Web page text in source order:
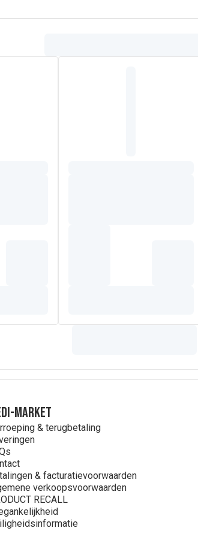
onmiddellijk en duurzaamde
natuurlijke oorsprong, de overige 3%
MARKET
& terugbetaling
& facturatievoorwaarden
verkoopsvoorwaarden
RECALL